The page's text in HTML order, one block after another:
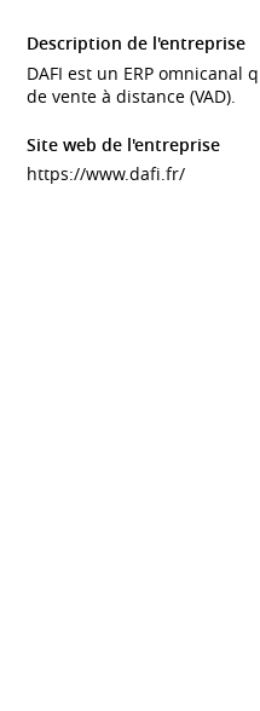
Description de l'entreprise
DAFI est un ERP
de vente à distance (VAD).
Site web de l'entreprise
https://www.dafi.fr/